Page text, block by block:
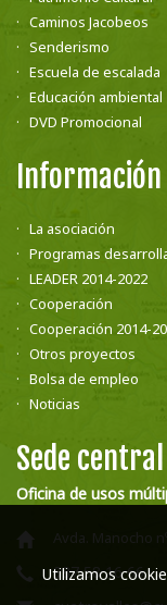
Caminos Jacobeos
Senderismo
Escuela de escalada
Educación ambiental
DVD Promocional
La asociación
Programas
LEADER 2014-2022
Cooperación
Cooperación 2014-
Otros proyectos
Bolsa de empleo
Noticias
Sede central
Oficina de usos
Avda. Manocho
987 58 16 66
Utilizamos